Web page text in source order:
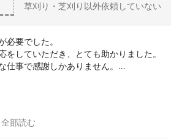
草刈り・芝刈り以外依頼していない
要でした。
していただき、とても助かりました。
事で感謝しかありません。